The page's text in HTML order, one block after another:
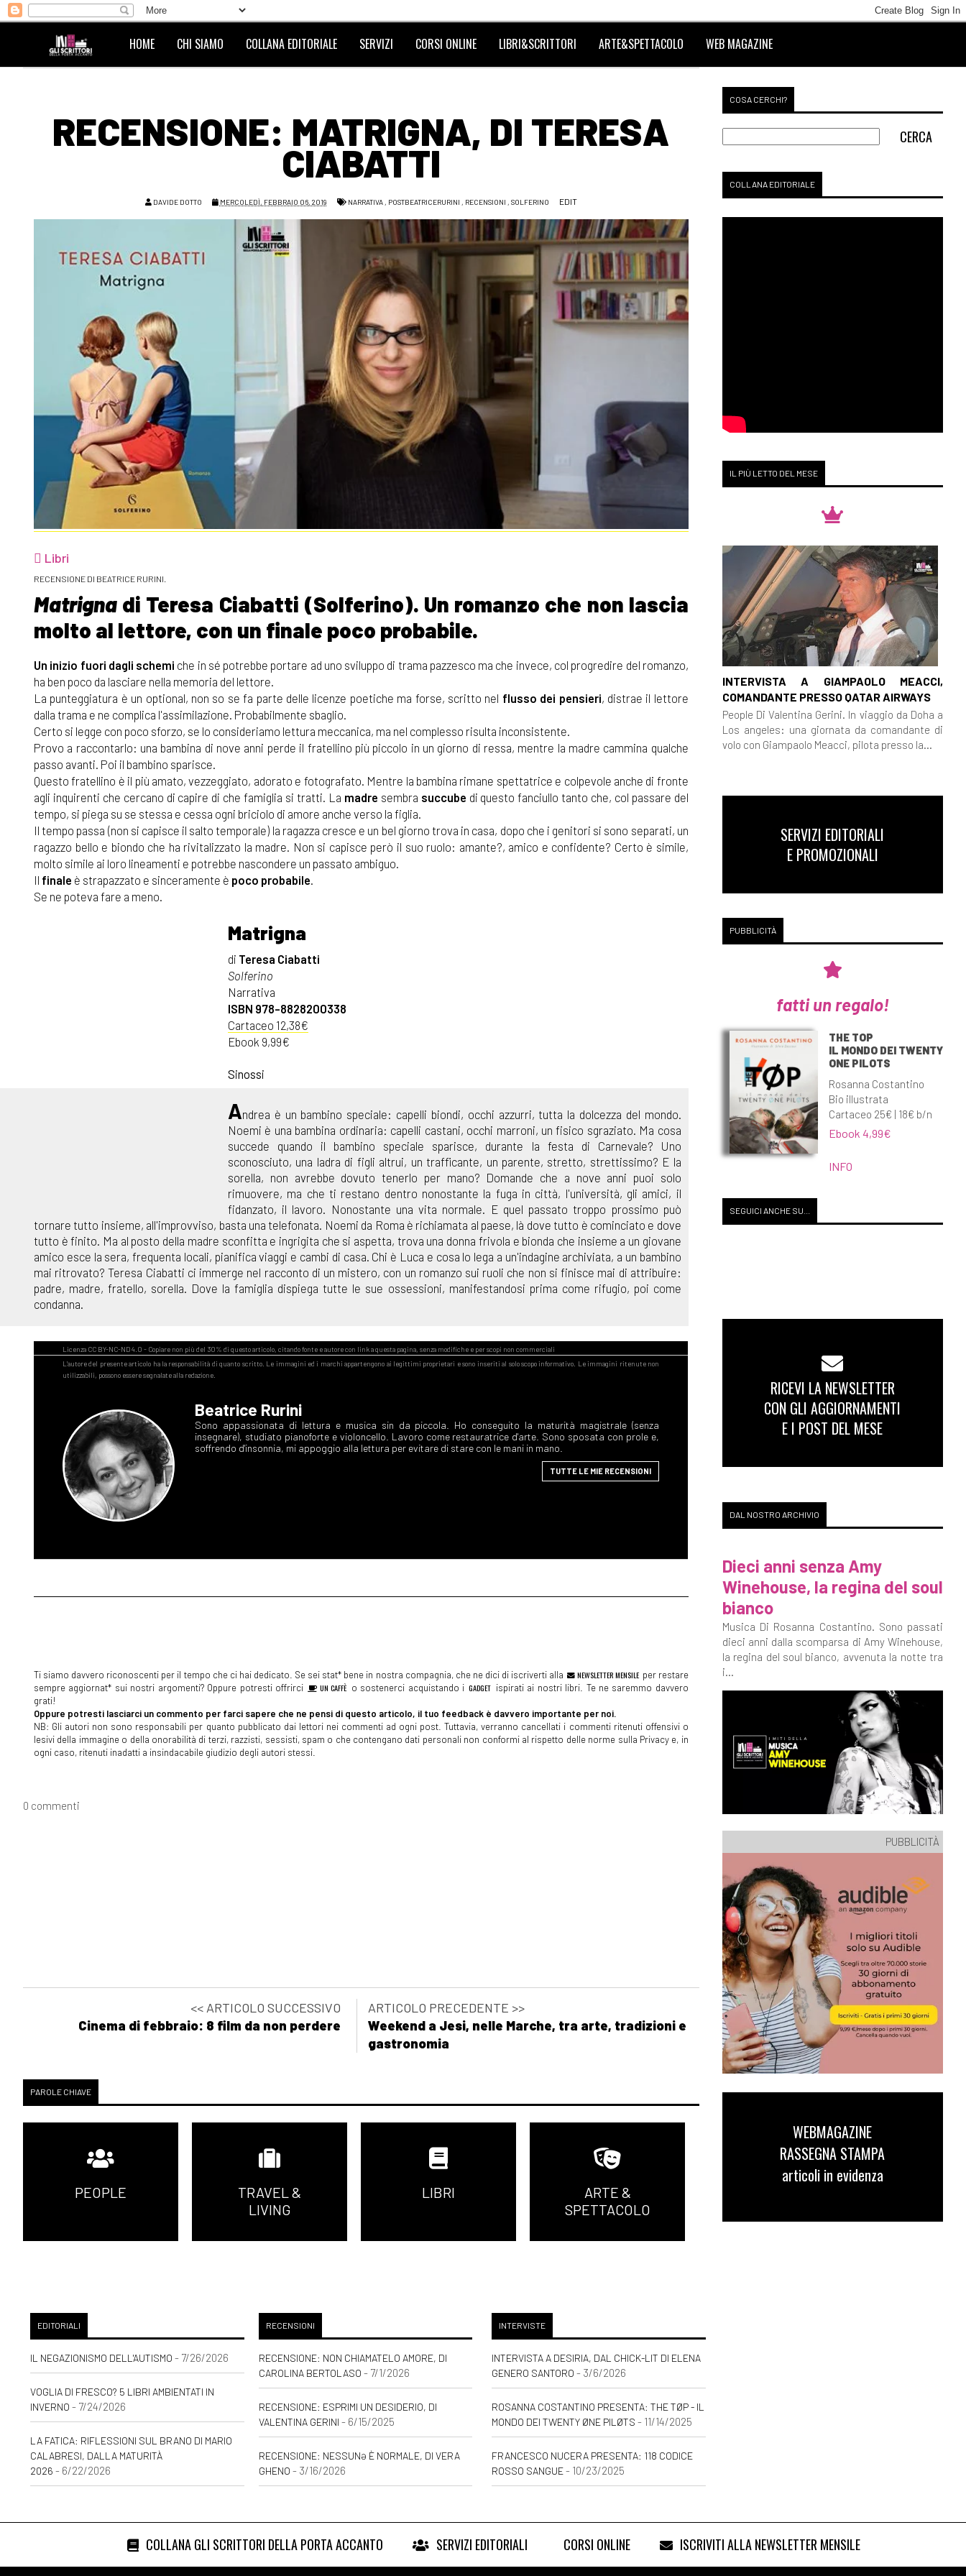
HOME CHI SIAMO COLLANA EDITORIALE SERVIZI CORSI ONLINE LIBRI&SCRITTORI ARTE&SPETTACOLO WEB MAGAZINE
RECENSIONE: MATRIGNA, DI TERESA
CIABATTI
DAVIDE DOTTO MERCOLEDÌ, FEBBRAIO 06, 2019 NARRATIVA, POSTBEATRICERURINI , RECENSIONI , SOLFERINO EDIT
Libri
RECENSIONE DI BEATRICE RURINI.
Matrigna di Teresa Ciabatti (Solferino). Un romanzo che non lascia
molto al lettore, con un finale poco probabile.
Un inizio fuori dagli schemi che in sé potrebbe portare ad uno sviluppo di trama pazzesco ma che invece, col progredire del romanzo,
ha ben poco da lasciare nella memoria del lettore.
La punteggiatura è un optional, non so se fa parte delle licenze poetiche ma forse, scritto nel flusso dei pensieri, distrae il lettore
dalla trama e ne complica l'assimilazione. Probabilmente sbaglio.
Certo si legge con poco sforzo, se lo consideriamo lettura meccanica, ma nel complesso risulta inconsistente.
Provo a raccontarlo: una bambina di nove anni perde il fratellino più piccolo in un giorno di ressa, mentre la madre cammina qualche
passo avanti. Poi il bambino sparisce.
Questo fratellino è il più amato, vezzeggiato, adorato e fotografato. Mentre la bambina rimane spettatrice e colpevole anche di fronte
agli inquirenti che cercano di capire di che famiglia si tratti. La madre sembra succube di questo fanciullo tanto che, col passare del
tempo, si piega su se stessa e cessa ogni briciolo di amore anche verso la figlia.
Il tempo passa (non si capisce il salto temporale) la ragazza cresce e un bel giorno trova in casa, dopo che i genitori si sono separati, un
ragazzo bello e biondo che ha rivitalizzato la madre. Non si capisce però il suo ruolo: amante?, amico e confidente? Certo è simile,
molto simile ai loro lineamenti e potrebbe nascondere un passato ambiguo.
Il finale è strapazzato e sinceramente è poco probabile
Se ne poteva fare a meno.
Matrigna
di Teresa Ciabatti
Solferino
Narrativa
ISBN 978-8828200338
Cartaceo 12,38€
Ebook 9,99€
Sinossi
Andrea è un bambino speciale: capelli biondi, occhi azzurri, tutta la dolcezza del mondo.
Noemi è una bambina ordinaria: capelli castani, occhi marroni, un fisico sgraziato. Ma cosa
succede quando il bambino speciale sparisce, durante la festa di Carnevale? Uno
sconosciuto, una ladra di figli altrui, un trafficante, un parente, stretto, strettissimo? E la
sorella, non avrebbe dovuto tenerlo per mano? Domande che a nove anni puoi solo
rimuovere, ma che ti restano dentro nonostante la fuga in città, l'università, gli amici, il
fidanzato, il lavoro. Nonostante una vita normale. E quel passato troppo prossimo può
tornare tutto insieme, all'improvviso, basta una telefonata. Noemi da Roma è richiamata al paese, là dove tutto è cominciato e dove
tutto è finito. Ma al posto della madre sconfitta e ingrigita che si aspetta, trova una donna frivola e bionda che insieme a un giovane
amico esce la sera, frequenta locali, pianifica viaggi e cambi di casa. Chi è Luca e cosa lo lega a un'indagine archiviata, a un bambino
mai ritrovato? Teresa Ciabatti ci immerge nel racconto di un mistero, con un romanzo sui ruoli che non si finisce mai di attribuire:
padre, madre, fratello, sorella. Dove la famiglia dispiega tutte le sue ossessioni, manifestandosi prima come rifugio, poi come
condanna.
Beatrice Rurini
Sono appassionata di lettura e musica sin da piccola. Ho conseguito la maturità magistrale (senza
insegnare), studiato pianoforte e violoncello. Lavoro come restauratrice d'arte. Sono sposata con prole e,
soffrendo d'insonnia, mi appoggio alla lettura per evitare di stare con le mani in mano.
TUTTE LE MIE RECENSIONI
Ti siamo davvero riconoscenti per il tempo che ci hai dedicato. Se sei stat* bene in nostra compagnia, che ne dici di iscriverti alla NEWSLETTER MENSILE per restare
sempre aggiornat* sui nostri argomenti? Oppure potresti offrirci
UN CAFFÈ o sostenerci acquistando i GADGET ispirati ai nostri libri. Te ne saremmo davvero
grati!
Oppure potresti lasciarci un commento per farci sapere che ne pensi di questo articolo, il tuo feedback è davvero importante per noi.
NB: Gli autori non sono responsabili per quanto pubblicato dai lettori nei commenti ad ogni post. Tuttavia, verranno cancellati i commenti ritenuti offensivi o
lesivi della immagine o della onorabilità di terzi, razzisti, sessisti, spam o che contengano dati personali non conformi al rispetto delle norme sulla Privacy e, in
ogni caso, ritenuti inadatti a insindacabile giudizio degli autori stessi.
0 commenti
<< ARTICOLO SUCCESSIVO
Cinema di febbraio: 8 film da non perdere
ARTICOLO PRECEDENTE >>
Weekend a Jesi, nelle Marche, tra arte, tradizioni e
gastronomia
PAROLE CHIAVE
PEOPLE
TRAVEL &
LIVING
LIBRI
ARTE &
SPETTACOLO
EDITORIALI
IL NEGAZIONISMO DELL'AUTISMO - 7/26/2026
VOGLIA DI FRESCO? 5 LIBRI AMBIENTATI IN
INVERNO - 7/24/2026
LA FATICA: RIFLESSIONI SUL BRANO DI MARIO
CALABRESI, DALLA MATURITÀ
2026 - 6/22/2026
RECENSIONI
RECENSIONE: NON CHIAMATELO AMORE, DI
CAROLINA BERTOLASO - 7/1/2026
RECENSIONE: ESPRIMI UN DESIDERIO, DI
VALENTINA GERINI - 6/15/2025
RECENSIONE: NESSUNƏ È NORMALE, DI VERA
GHENO - 3/16/2026
INTERVISTE
INTERVISTA A DESIRIA, DAL CHICK-LIT DI ELENA
GENERO SANTORO - 3/6/2026
ROSANNA COSTANTINO PRESENTA: THE TØP - IL
MONDO DEI TWENTY ØNE PILØTS - 11/14/2025
FRANCESCO NUCERA PRESENTA: 118 CODICE
ROSSO SANGUE- 10/23/2025
COSA CERCHI?
COLLANA EDITORIALE
IL PIÙ LETTO DEL MESE
INTERVISTA A GIAMPAOLO MEACCI,
COMANDANTE PRESSO QATAR AIRWAYS
People Di Valentina Gerini. In viaggio da Doha a
Los angeles: una giornata da comandante di
volo con Giampaolo Meacci, pilota presso la...
SERVIZI EDITORIALI
E PROMOZIONALI
PUBBLICITÀ
fatti un regalo!
THE TOP
IL MONDO DEI TWENTY
ONE PILOTS
Rosanna Costantino
Bio illustrata
Cartaceo 25€ | 18€ b/n
Ebook 4,99€
INFO
SEGUICI ANCHE SU...
RICEVI LA NEWSLETTER
CON GLI AGGIORNAMENTI
E I POST DEL MESE
DAL NOSTRO ARCHIVIO
Dieci anni senza Amy
Winehouse, la regina del soul
bianco
Musica Di Rosanna Costantino. Sono passati
dieci anni dalla scomparsa di Amy Winehouse,
la regina del soul bianco, avvenuta la notte tra
i...
PUBBLICITÀ
WEBMAGAZINE
RASSEGNA STAMPA
articoli in evidenza
COLLANA GLI SCRITTORI DELLA PORTA ACCANTO SERVIZI EDITORIALI CORSI ONLINE ISCRIVITI ALLA NEWSLETTER MENSILE